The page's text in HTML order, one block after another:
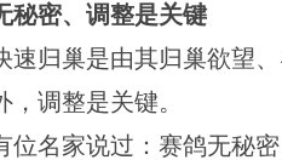
秘密、调整是关键
速归巢是由其归巢欲望
，调整是关键。
位名家说过：赛鸽无秘